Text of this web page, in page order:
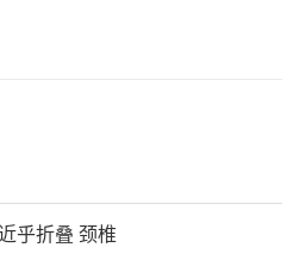
乎折叠 颈椎